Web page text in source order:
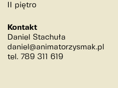
II piętro
Kontakt
Daniel Stachuła
daniel@animatorzysmak.pl
tel. 789 311 619